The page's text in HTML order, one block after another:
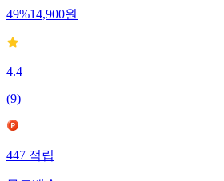
49%14,900원
4.4
(9)
447적립